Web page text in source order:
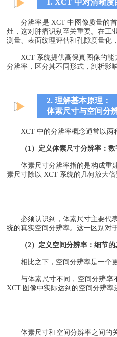
1.XCT 中对清晰度
分辨率是 XCT 中图像质量的
灶，这对肿瘤识别至关重要。在工
测量、表面纹理评估和孔隙度量化
XCT 系统提供高保真图像的
分辨率，区分其不同形式，剖析影
2.理解基本原理：
体素尺寸与空间分
XCT 中的分辨率概念通常以两
（1）定义体素尺寸分辨率：
体素尺寸分辨率指的是构成重
素尺寸除以 XCT 系统的几何放大
必须认识到，体素尺寸主要代
统的真实空间分辨率。这一区别对
（2）定义空间分辨率：细节
相比之下，空间分辨率是一个
与体素尺寸不同，空间分辨率
XCT 图像中实际达到的空间分辨率
体素尺寸和空间分辨率之间的